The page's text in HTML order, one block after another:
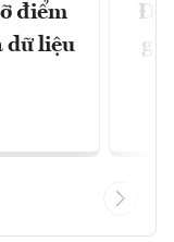
điểm
dữ liệu
Đề